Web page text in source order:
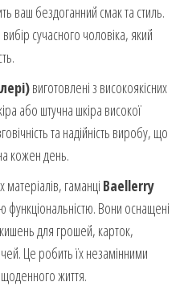
ваш бездоганний смак та стиль.
сучасного чоловіка, який
виготовлені з високоякісних
або штучна шкіра високої
та надійність виробу, що
кожен день.
матеріалів, гаманці Baellerry
Вони оснащені
кишень для грошей, карток,
Це робить їх незамінними
життя.